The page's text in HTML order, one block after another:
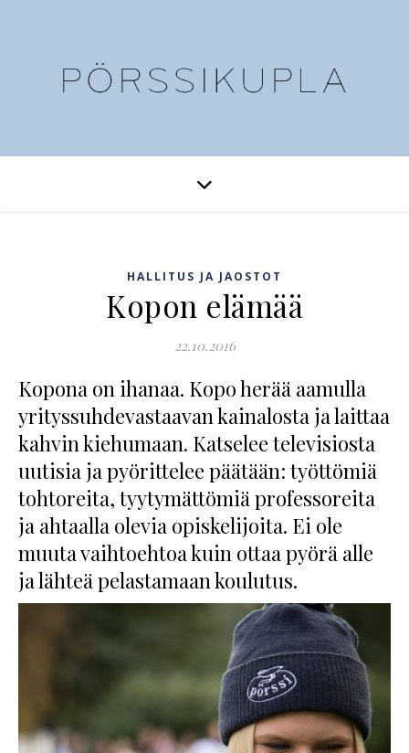
HALLITUS JA JAOSTOT
Kopon elämää
22.10.2016
Kopona on ihanaa. Kopo herää aamulla
yrityssuhdevastaavan kainalosta ja laittaa
kahvin kiehumaan. Katselee televisiosta
uutisia ja pyörittelee päätään: työttömiä
tohtoreita, tyytymättömiä professoreita
ja ahtaalla olevia opiskelijoita. Ei ole
muuta vaihtoehtoa kuin ottaa pyörä alle
ja lähteä pelastamaan koulutus.